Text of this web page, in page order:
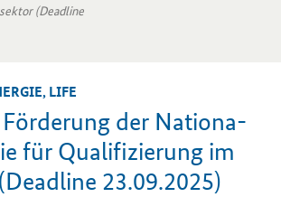
(Deadline
LIFE
För­de­rung der Na­tio­na­
für Qua­li­fi­zie­rung im
Deadline 23.09.2025)